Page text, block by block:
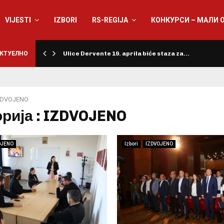
VIJESTI IZBORI RS-REGIJA КОНКУРСИ – МАЛИ
Ulice Dervente 19. aprila biće staza za…
: IZDVOJENO
Izbori IZDVOJENO